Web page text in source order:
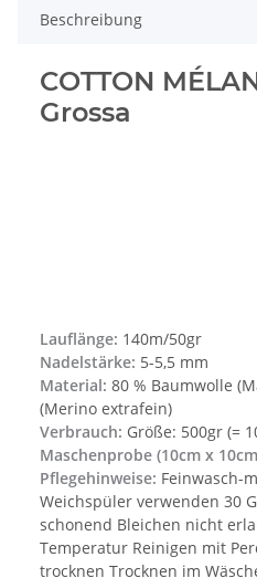
Beschreibung
COTTON
Grossa
Lauflänge: 140m/50gr
Nadelstärke: 5-5,5 mm
Material: 80 % Baumwolle
(Merino extrafein)
Verbrauch: Größe: 500gr (=
Maschenprobe (10cm x
Pflegehinweise: Feinwasch-
Weichspüler verwenden 30
schonend Bleichen nicht
Temperatur Reinigen mit
trocknen Trocknen im